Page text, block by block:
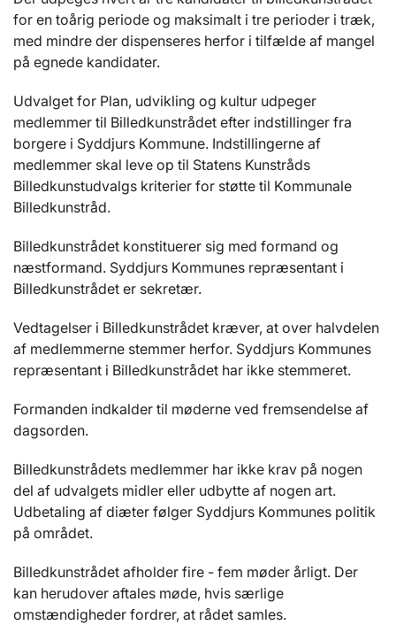
for en toårig periode og maksimalt i tre perioder i træk,
med mindre der dispenseres herfor i tilfælde af mangel
på egnede kandidater.
Udvalget for Plan, udvikling og kultur udpeger
medlemmer til Billedkunstrådet efter indstillinger fra
borgere i Syddjurs Kommune. Indstillingerne af
medlemmer skal leve op til Statens Kunstråds
Billedkunstudvalgs kriterier for støtte til Kommunale
Billedkunstråd.
Billedkunstrådet konstituerer sig med formand og
næstformand. Syddjurs Kommunes repræsentant i
Billedkunstrådet er sekretær.
Vedtagelser i Billedkunstrådet kræver, at over halvdelen
af medlemmerne stemmer herfor. Syddjurs Kommunes
repræsentant i Billedkunstrådet har ikke stemmeret.
Formanden indkalder til møderne ved fremsendelse af
dagsorden.
Billedkunstrådets medlemmer har ikke krav på nogen
del af udvalgets midler eller udbytte af nogen art.
Udbetaling af diæter følger Syddjurs Kommunes politik
på området.
Billedkunstrådet afholder fire - fem møder årligt. Der
kan herudover aftales møde, hvis særlige
omstændigheder fordrer, at rådet samles.